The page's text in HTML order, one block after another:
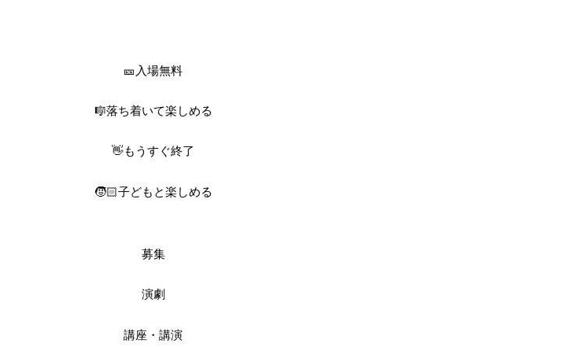
🎫入場無料
🎼落ち着いて楽しめる
👋もうすぐ終了
🧒🏻子どもと楽しめる
募集
演劇
講座・講演